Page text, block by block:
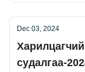
Dec 03, 2024
судалгаа-